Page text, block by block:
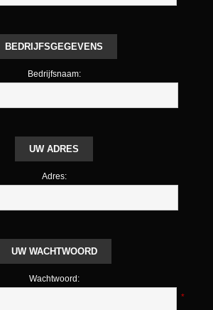
BEDRIJFSGEGEVENS
Bedrijfsnaam:
UW ADRES
Adres:
UW WACHTWOORD
Wachtwoord:
*